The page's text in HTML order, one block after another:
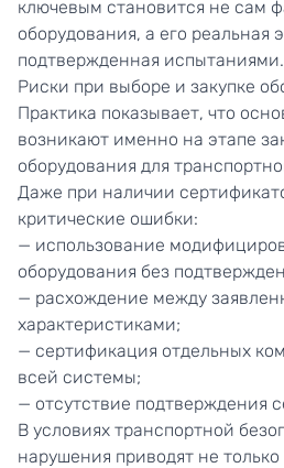
ключевым становится не сам
оборудования, а его реальная
подтвержденная испытаниями.
Риски при выборе и закупке
Практика показывает, что
возникают именно на этапе
оборудования для
Даже при наличии
критические ошибки:
— использование
оборудования без
— расхождение между
характеристиками;
— сертификация отдельных
всей системы;
— отсутствие подтверждения
В условиях транспортной
нарушения приводят не